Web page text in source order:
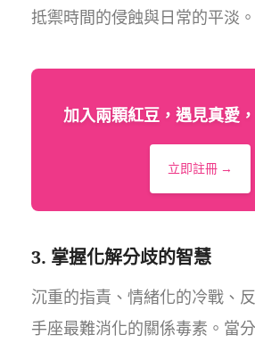
抵禦時間的侵蝕與日常的平淡。
加入兩顆紅豆，遇見真愛
立即註冊 →
3. 掌握化解分歧的智慧
沉重的指責、情緒化的冷戰、
手座最難消化的關係毒素。當